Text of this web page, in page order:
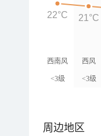
西南风
<3级
西风
<3级
22°C 21°C
周边地区